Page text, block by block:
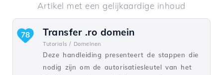
Artikel met een gelijkaardige inhoud
Transfer .ro domein
Tutorials / Domeinen
Deze handleiding presenteert de stappen die
nodig zijn om de autorisatiesleutel van het
78